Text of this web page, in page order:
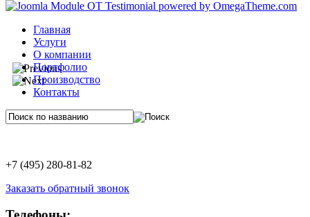
Главная
Услуги
О компании
Портфолио
Производство
Контакты
+7 (495) 280-81-82
Заказать обратный звонок